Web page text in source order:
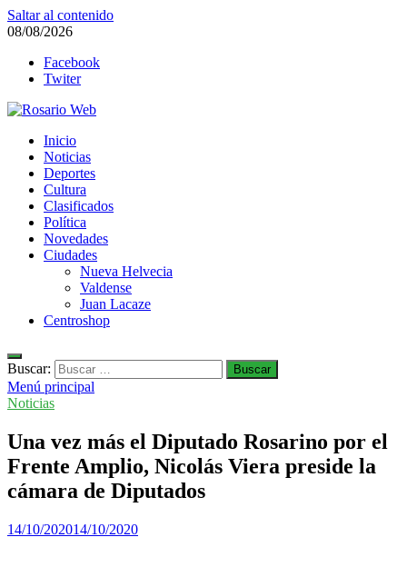
Saltar al contenido
08/08/2026
Facebook
Twiter
Rosario Web
Todas la noticias de Rosario y la zona
Inicio
Noticias
Deportes
Cultura
Clasificados
Política
Novedades
Ciudades
Nueva Helvecia
Valdense
Juan Lacaze
Centroshop
Buscar:
Menú principal
Noticias
Una vez más el Diputado Rosarino por el
Frente Amplio, Nicolás Viera preside la
cámara de Diputados
14/10/202014/10/2020